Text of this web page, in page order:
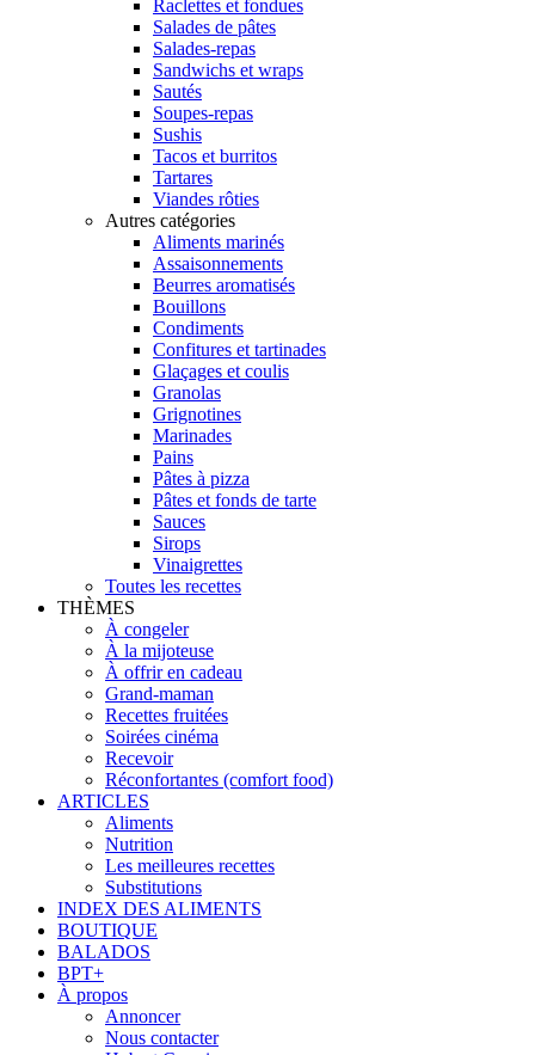
Raclettes et fondues
Salades de pâtes
Salades-repas
Sandwichs et wraps
Sautés
Soupes-repas
Sushis
Tacos et burritos
Tartares
Viandes rôties
Autres catégories
Aliments marinés
Assaisonnements
Beurres aromatisés
Bouillons
Condiments
Confitures et tartinades
Glaçages et coulis
Granolas
Grignotines
Marinades
Pains
Pâtes à pizza
Pâtes et fonds de tarte
Sauces
Sirops
Vinaigrettes
Toutes les recettes
THÈMES
À congeler
À la mijoteuse
À offrir en cadeau
Grand-maman
Recettes fruitées
Soirées cinéma
Recevoir
Réconfortantes (comfort food)
ARTICLES
Aliments
Nutrition
Les meilleures recettes
Substitutions
INDEX DES ALIMENTS
BOUTIQUE
BALADOS
BPT+
À propos
Annoncer
Nous contacter